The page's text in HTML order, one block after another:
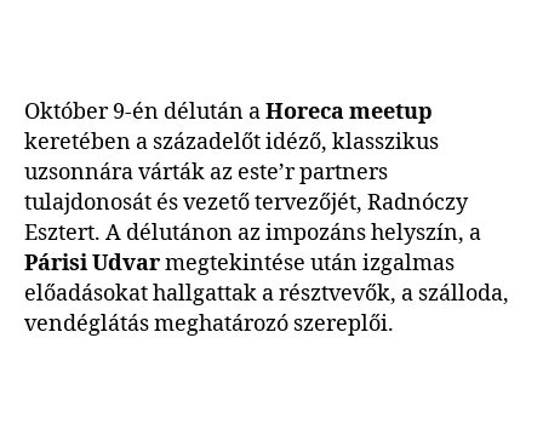
Október 9-én délután aHoreca meetup
keretében a századelőt idéző, klasszikus
uzsonnára várták az este’r partners
tulajdonosát és vezető tervezőjét, Radnóczy
Esztert. A délutánon az impozáns helyszín, a
Párisi Udvarmegtekintése után izgalmas
előadásokat hallgattak a résztvevők, a szálloda,
vendéglátás meghatározó szereplői.